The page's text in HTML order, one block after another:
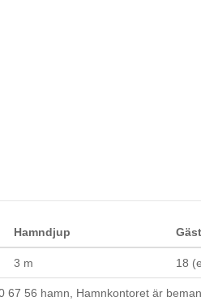
Hamndjup
3 m 18
67 56 hamn, Hamnkontoret är